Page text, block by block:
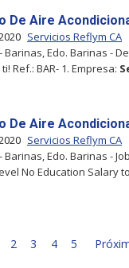
De Aire
Servicios Reflym CA
Barinas, Edo. Barinas -
Ref.: BAR- 1. Empresa:
De Aire
Servicios Reflym CA
Barinas, Edo. Barinas -
No Education Salary
2 3 4 5